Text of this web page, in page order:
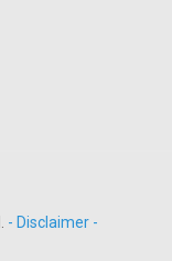
- Disclaimer -